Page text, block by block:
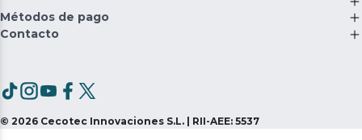
Métodos de pago
Contacto
© 2026 Cecotec Innovaciones S.L. | RII-AEE: 5537